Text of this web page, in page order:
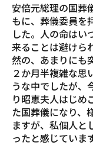
安倍元総理の国葬
もに、葬儀委員を
した。人の命はい
来ることは避けら
然の、あまりにも
２か月半複雑な思
うな中でしたが、
り昭恵夫人はじめ
た国葬儀になり、
ますが、私個人と
ったと感じています